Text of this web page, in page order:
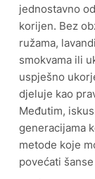
jednostavno
korijen. Bez
ružama,
smokvama ili
uspješno
djeluje kao
Međutim,
generacijama
metode koje
povećati